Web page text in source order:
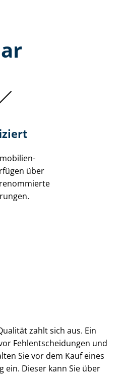
über
zahlt sich aus. Ein
Fehl­ent­schei­dun­gen und
Sie vor dem Kauf eines
ein. Dieser kann Sie über